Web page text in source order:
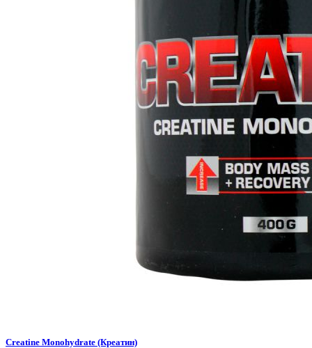
Creatine Monohydrate (Креатин)